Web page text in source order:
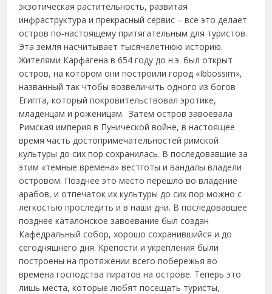
экзотическая растительность, развитая
инфраструктура и прекрасный сервис – все это делает
остров по-настоящему притягательным для туристов.
Эта земля насчитывает тысячелетнюю историю.
Жителями Карфагена в 654 году до н.э. был открыт
остров, на котором они построили город «Ibbossim»,
названный так чтобы возвеличить одного из богов
Египта, который покровительствовал эротике,
младенцам и роженицам. Затем остров завоевала
Римская империя в Пунической войне, в настоящее
время часть достопримечательностей римской
культуры до сих пор сохранилась. В последовавшие за
этим «темные времена» вестготы и вандалы владели
островом. Позднее это место перешло во владение
арабов, и отпечаток их культуры до сих пор можно с
легкостью проследить и в наши дни. В последовавшее
позднее каталонское завоевание был создан
Кафедральный собор, хорошо сохранившийся и до
сегодняшнего дня. Крепости и укрепления были
построены на протяжении всего побережья во
времена господства пиратов на острове. Теперь это
лишь места, которые любят посещать туристы,